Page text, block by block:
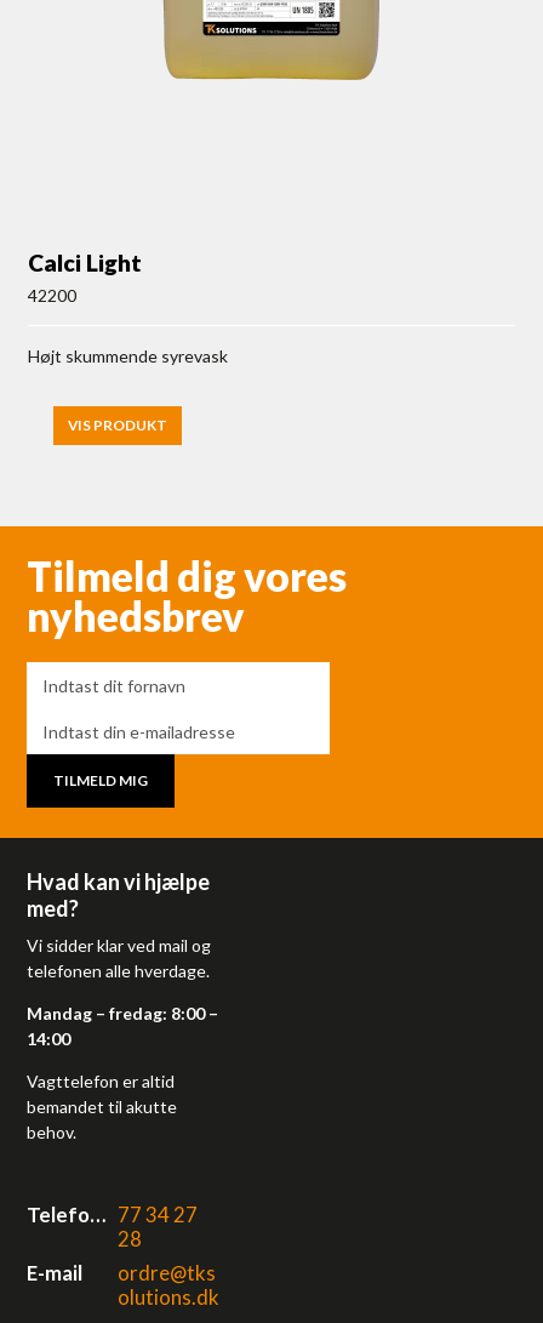
Calci Light
42200
Højt skummende syrevask
VIS PRODUKT
Tilmeld dig vores
nyhedsbrev
Hvad kan vi hjælpe
med?
Vi sidder klar ved mail og
telefonen alle hverdage.
Mandag – fredag: 8:00 –
14:00
Vagttelefon er altid
bemandet til akutte
behov.
Telefonnr. 77 34 27
28
E-mail
ordre@tks
olutions.dk